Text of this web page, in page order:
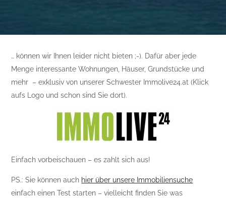
… können wir Ihnen leider nicht bieten ;-). Dafür aber jede
Menge interessante Wohnungen, Häuser, Grundstücke und
mehr – exklusiv von unserer Schwester Immolive24.at (Klick
aufs Logo und schon sind Sie dort).
Einfach vorbeischauen – es zahlt sich aus!
PS.: Sie können auch hier über unsere Immobiliensuche
einfach einen Test starten – vielleicht finden Sie was